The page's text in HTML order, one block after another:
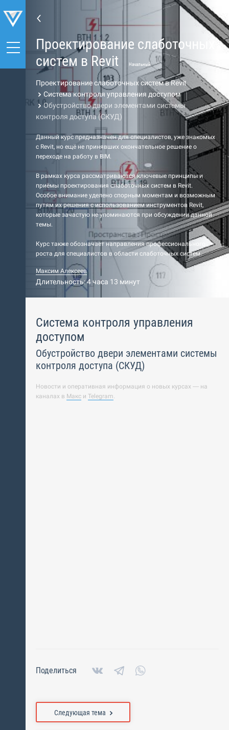
Проектирование слаботочных
систем в Revit
Начальный
Проектирование слаботочных систем в Revit
Система контроля управления доступом
Обустройство двери элементами системы
контроля доступа (СКУД)
Данный курс предназначен для специалистов, уже знакомых
с Revit, но ещё не принявших окончательное решение о
переходе на работу в BIM.
В рамках курса рассматриваются ключевые принципы и
приёмы проектирования слаботочных систем в Revit.
Особое внимание уделено спорным моментам и возможным
путям их решения с использованием инструментов Revit,
которые зачастую не упоминаются при обсуждении данной
темы.
Курс также обозначает направления профессионального
роста для специалистов в области слаботочных систем.
Максим Алексеев
Длительность: 4 часа 13 минут
Система контроля управления
доступом
Обустройство двери элементами системы
контроля доступа (СКУД)
Новости и оперативная информация о новых курсах — на
каналах в Макс и Telegram.
Поделиться
Следующая тема